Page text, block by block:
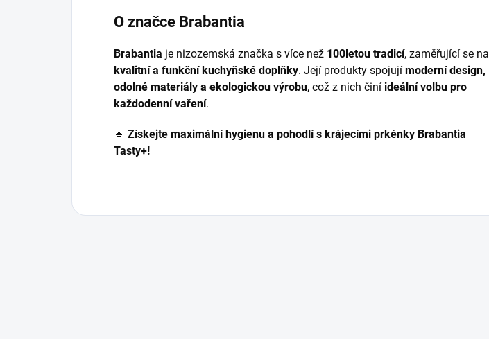
O značce Brabantia
Brabantia je nizozemská značka s více než 100letou tradicí, zaměřující se na
kvalitní a funkční kuchyňské doplňky. Její produkty spojují moderní design,
odolné materiály a ekologickou výrobu, což z nich činí ideální volbu pro
každodenní vaření.
🔹 Získejte maximální hygienu a pohodlí s krájecími prkénky Brabantia
Tasty+!